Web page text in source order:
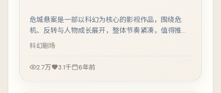
危城悬案是一部以科幻为核心的影视作品，围绕危
机、反转与人物成长展开，整体节奏紧凑，值得推荐
观看。
科幻剧场
2.7万 3.1千 6年前